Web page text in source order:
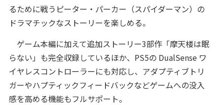
るために戦うピーター・パーカー（スパイダーマン）の
ドラマチックなストーリーを楽しめる。
ゲーム本編に加えて追加ストーリー3部作「摩天楼は眠
らない」も完全収録しているほか、PS5の DualSense ワ
イヤレスコントローラーにも対応し、アダプティブトリ
ガーやハプティックフィードバックなどゲームへの没入
感を高める機能もフルサポート。